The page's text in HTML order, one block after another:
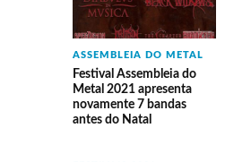
ASSEMBLEIA DO METAL
Festival Assembleia do
Metal 2021 apresenta
novamente 7 bandas
antes do Natal